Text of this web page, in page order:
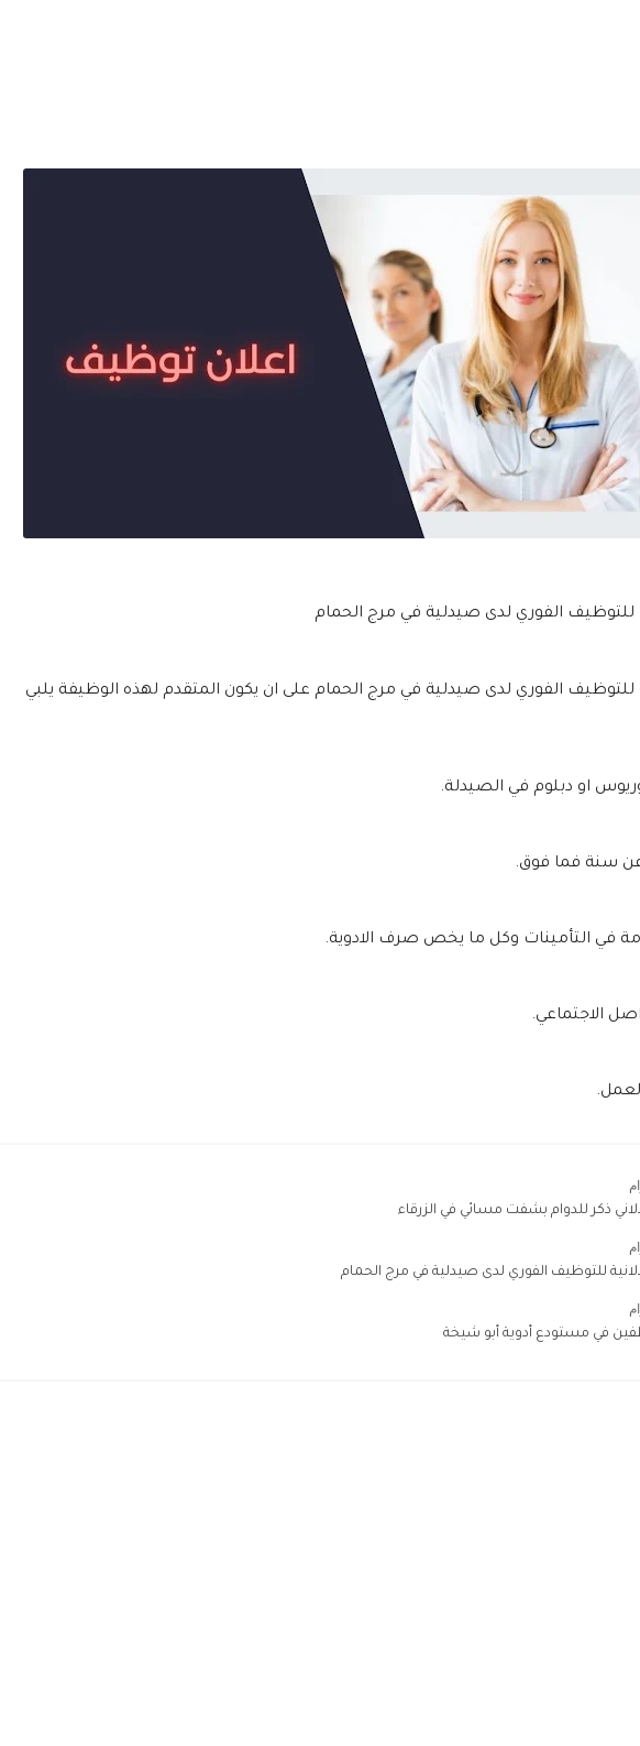
الفوري لدى صيدلية في مرج الحمام
الفوري لدى صيدلية في مرج الحمام على ان يكون المتقدم لهذه الوظيفة يلبي
او دبلوم في الصيدلة.
عن سنة فما فوق.
في التأمينات وكل ما يخص صرف الادوية.
الاجتماعي.
ذكر للدوام بشفت مسائي في الزرقاء
للتوظيف الفوري لدى صيدلية في مرج الحمام
في مستودع أدوية أبو شيخة